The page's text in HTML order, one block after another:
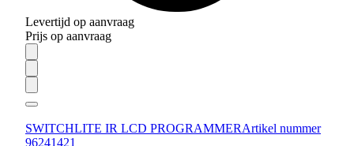
Levertijd op aanvraag
Prijs op aanvraag
SWITCHLITE IR LCD PROGRAMMERArtikel nummer
96241421